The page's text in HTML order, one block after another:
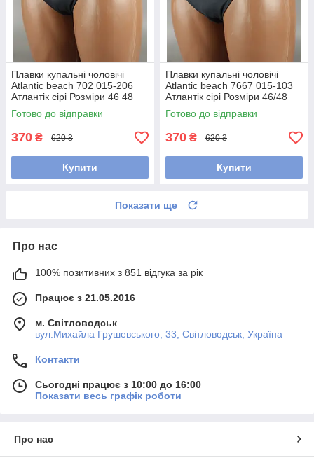
Плавки купальні чоловічі
Atlantic beach 702 015-206
Атлантік сірі Розміри 46 48
Готово до відправки
370 ₴ 620 ₴
Купити
Плавки купальні чоловічі
Atlantic beach 7667 015-103
Атлантік сірі Розміри 46/48
Готово до відправки
370 ₴ 620 ₴
Купити
Показати ще
Про нас
100% позитивних з 851 відгука за рік
Працює з 21.05.2016
м. Світловодськ
вул.Михайла Грушевського, 33, Світловодськ, Україна
Контакти
Сьогодні працює з 10:00 до 16:00
Показати весь графік роботи
Про нас